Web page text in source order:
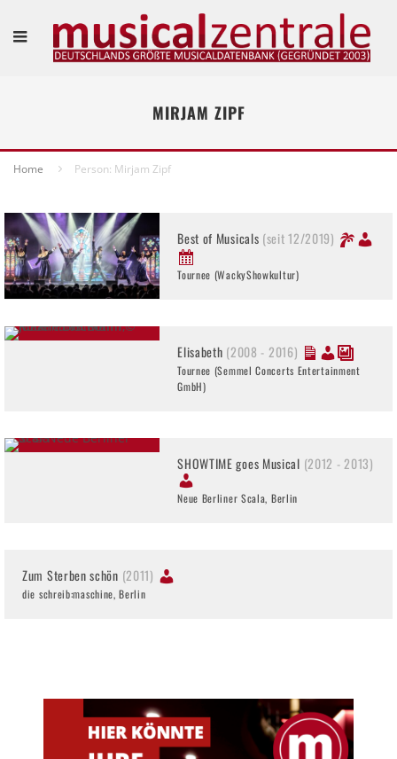
MIRJAM ZIPF
Home Person: Mirjam Zipf
Best of Musicals (seit 12/2019)
Tournee (WackyShowkultur)
Elisabeth (2008 - 2016)
Tournee (Semmel Concerts Entertainment
GmbH)
SHOWTIME goes Musical (2012 - 2013)
Neue Berliner Scala, Berlin
Zum Sterben schön (2011)
die schreib:maschine, Berlin